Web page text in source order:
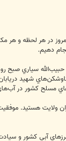
در هر لحظه و هر
دهيم.
سياري صبح
شهيد
مسلح كشور در
ولايت هستيد.
آبي كشور و